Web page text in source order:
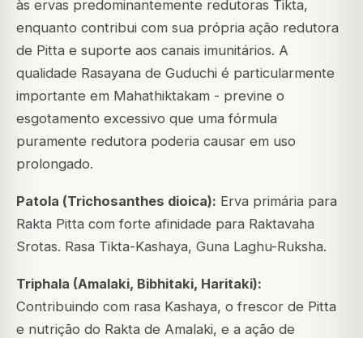
às ervas predominantemente redutoras Tikta,
enquanto contribui com sua própria ação redutora
de Pitta e suporte aos canais imunitários. A
qualidade Rasayana de Guduchi é particularmente
importante em Mahathiktakam - previne o
esgotamento excessivo que uma fórmula
puramente redutora poderia causar em uso
prolongado.
Patola (Trichosanthes dioica): Erva primária para
Rakta Pitta com forte afinidade para Raktavaha
Srotas. Rasa Tikta-Kashaya, Guna Laghu-Ruksha.
Triphala (Amalaki, Bibhitaki, Haritaki):
Contribuindo com rasa Kashaya, o frescor de Pitta
e nutrição do Rakta de Amalaki, e a ação de